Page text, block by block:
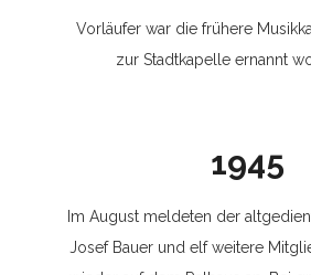
Vorläufer war die frühere
zur Stadtkapelle ernannt
1945
Im August meldeten der
Josef Bauer und elf weitere